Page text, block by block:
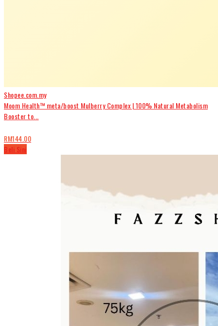
Shopee.com.my
Moom Health™ meta/boost Mulberry Complex | 100% Natural Metabolism
Booster to...
RM144.00
Beli Sini